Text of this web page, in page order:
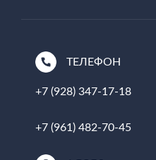
ТЕЛЕФОН
+7 (928) 347-17-18
+7 (961) 482-70-45